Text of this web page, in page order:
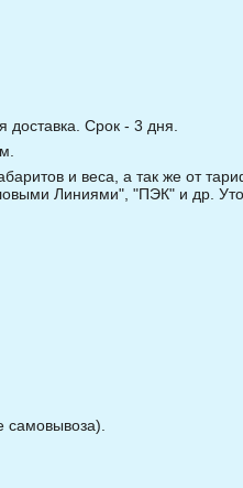
доставка. Срок - 3 дня.
и веса, а так же от
Линиями", "ПЭК" и др.
самовывоза).